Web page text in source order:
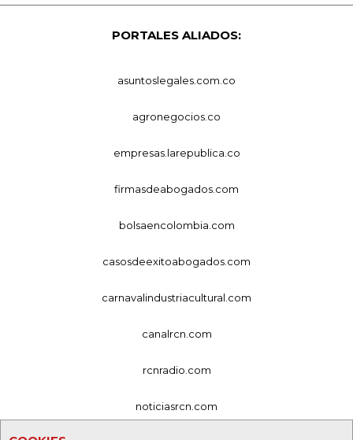
PORTALES ALIADOS:
asuntoslegales.com.co
agronegocios.co
empresas.larepublica.co
firmasdeabogados.com
bolsaencolombia.com
casosdeexitoabogados.com
carnavalindustriacultural.com
canalrcn.com
rcnradio.com
noticiasrcn.com